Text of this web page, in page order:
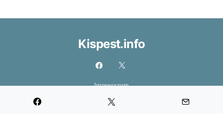
Kispest.info
Impresszum